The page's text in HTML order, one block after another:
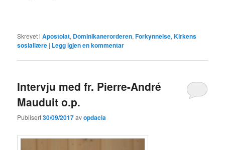
Skrevet i Apostolat, Dominikanerorderen,Forkynnelse,Kirkens
sosiallære | Legg igjen en kommentar
Intervju med fr. Pierre-André
Mauduit o.p.
Publisert30/09/2017avopdacia